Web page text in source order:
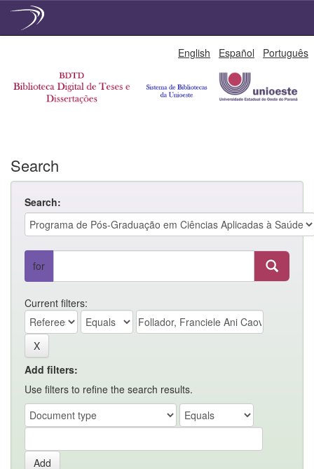
English Español Português
Search
Search:
for
Current filters:
Add filters:
Use filters to refine the search results.